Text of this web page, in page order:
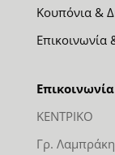
Κουπόνια &
Επικοινωνία
Επικοινωνία
ΚΕΝΤΡΙΚΟ
Γρ.